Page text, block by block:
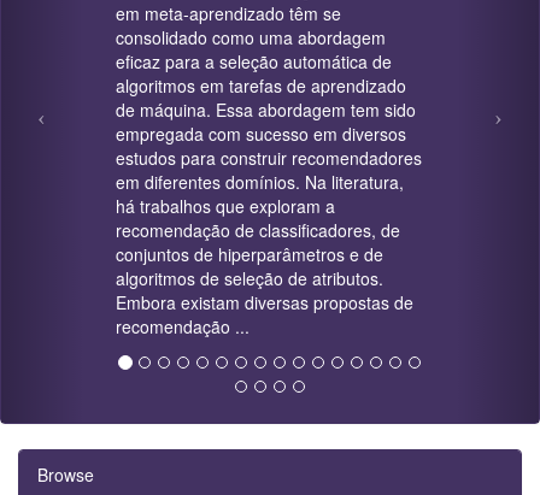
em meta-aprendizado têm se
consolidado como uma abordagem
eficaz para a seleção automática de
algoritmos em tarefas de aprendizado
de máquina. Essa abordagem tem sido
empregada com sucesso em diversos
estudos para construir recomendadores
em diferentes domínios. Na literatura,
há trabalhos que exploram a
recomendação de classificadores, de
conjuntos de hiperparâmetros e de
algoritmos de seleção de atributos.
Embora existam diversas propostas de
recomendação ...
Browse